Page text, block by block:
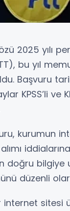
2025 yılı
bu yıl
Başvuru
KPSS’li ve
kurumun
bilgiye
düzenli
internet sitesi